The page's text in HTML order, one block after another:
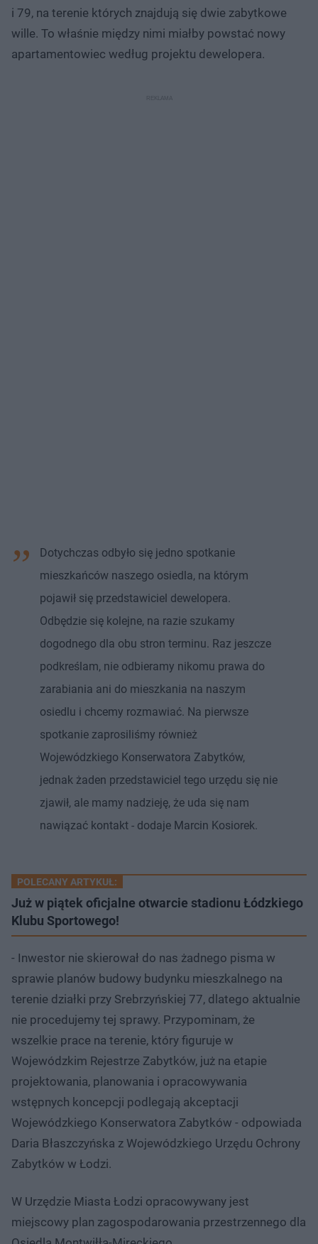
i 79, na terenie których znajdują się dwie zabytkowe
wille. To właśnie między nimi miałby powstać nowy
apartamentowiec według projektu dewelopera.
Dotychczas odbyło się jedno spotkanie
mieszkańców naszego osiedla, na którym
pojawił się przedstawiciel dewelopera.
Odbędzie się kolejne, na razie szukamy
dogodnego dla obu stron terminu. Raz jeszcze
podkreślam, nie odbieramy nikomu prawa do
zarabiania ani do mieszkania na naszym
osiedlu i chcemy rozmawiać. Na pierwsze
spotkanie zaprosiliśmy również
Wojewódzkiego Konserwatora Zabytków,
jednak żaden przedstawiciel tego urzędu się nie
zjawił, ale mamy nadzieję, że uda się nam
nawiązać kontakt - dodaje Marcin Kosiorek.
POLECANY ARTYKUŁ:
Już w piątek oficjalne otwarcie stadionu Łódzkiego
Klubu Sportowego!
- Inwestor nie skierował do nas żadnego pisma w
sprawie planów budowy budynku mieszkalnego na
terenie działki przy Srebrzyńskiej 77, dlatego aktualnie
nie procedujemy tej sprawy. Przypominam, że
wszelkie prace na terenie, który figuruje w
Wojewódzkim Rejestrze Zabytków, już na etapie
projektowania, planowania i opracowywania
wstępnych koncepcji podlegają akceptacji
Wojewódzkiego Konserwatora Zabytków - odpowiada
Daria Błaszczyńska z Wojewódzkiego Urzędu Ochrony
Zabytków w Łodzi.
W Urzędzie Miasta Łodzi opracowywany jest
miejscowy plan zagospodarowania przestrzennego dla